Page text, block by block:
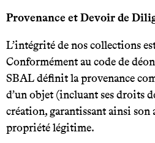
Provenance et Devoir de
L’intégrité de nos collections
Conformément au code de
SBAL définit la provenance
d’un objet (incluant ses droits
création, garantissant ainsi son
propriété légitime.